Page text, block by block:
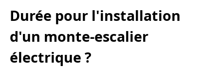
Durée pour l'installation
d'un monte-escalier
électrique ?